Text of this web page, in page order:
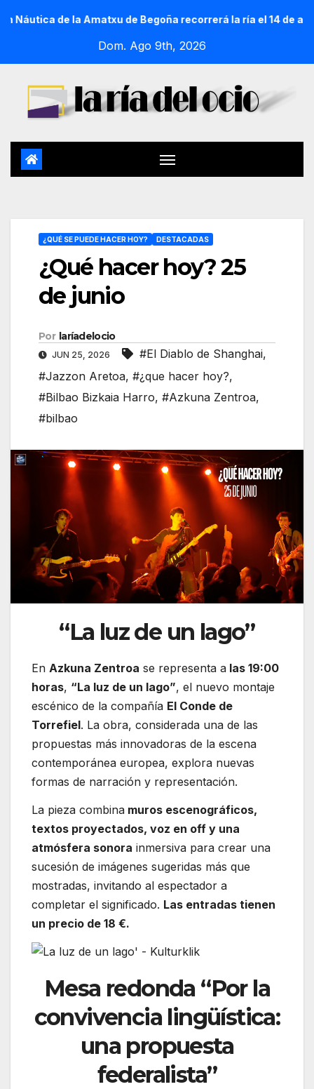
de la Amatxu de Begoña recorrerá la ría el 14 de agosto
Dom. Ago 9th, 2026
¿QUÉ SE PUEDE HACER HOY? DESTACADAS
¿Qué hacer hoy? 25
de junio
Por laríadelocio
JUN 25, 2026 #El Diablo de Shanghai,
#Jazzon Aretoa, #¿que hacer hoy?,
#Bilbao Bizkaia Harro, #Azkuna Zentroa,
#bilbao
“La luz de un lago”
En Azkuna Zentroa se representa a las 19:00
horas, “La luz de un lago”, el nuevo montaje
escénico de la compañía El Conde de
Torrefiel. La obra, considerada una de las
propuestas más innovadoras de la escena
contemporánea europea, explora nuevas
formas de narración y representación.
La pieza combina muros escenográficos,
textos proyectados, voz en off y una
atmósfera sonora inmersiva para crear una
sucesión de imágenes sugeridas más que
mostradas, invitando al espectador a
completar el significado. Las entradas tienen
un precio de 18 €.
Mesa redonda “Por la
convivencia lingüística:
una propuesta
federalista”